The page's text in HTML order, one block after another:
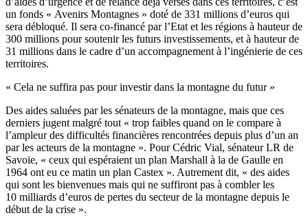
un fonds « Avenirs Montagnes » doté de 331 millions d’euros qui
sera débloqué. Il sera co-financé par l’Etat et les régions à hauteur de
300 millions pour soutenir les futurs investissements, et à hauteur de
31 millions dans le cadre d’un accompagnement à l’ingénierie de ces
territoires.
« Cela ne suffira pas pour investir dans la montagne du futur »
Des aides saluées par les sénateurs de la montagne, mais que ces
derniers jugent malgré tout « trop faibles quand on le compare à
l’ampleur des difficultés financières rencontrées depuis plus d’un an
par les acteurs de la montagne ». Pour Cédric Vial, sénateur LR de
Savoie, « ceux qui espéraient un plan Marshall à la de Gaulle en
1964 ont eu ce matin un plan Castex ». Autrement dit, « des aides
qui sont les bienvenues mais qui ne suffiront pas à combler les
10 milliards d’euros de pertes du secteur de la montagne depuis le
début de la crise ».